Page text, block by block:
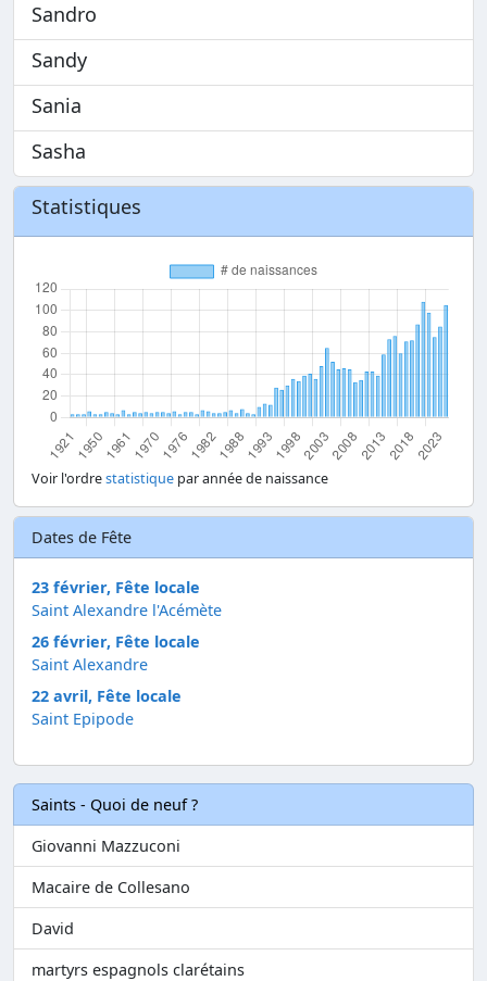
Sandro
Sandy
Sania
Sasha
Statistiques
Voir l'ordrestatistique par année de naissance
Dates de Fête
23 février, Fête locale
Saint Alexandre l'Acémète
26 février, Fête locale
Saint Alexandre
22 avril, Fête locale
Saint Epipode
Saints - Quoi de neuf ?
Giovanni Mazzuconi
Macaire de Collesano
David
martyrs espagnols clarétains